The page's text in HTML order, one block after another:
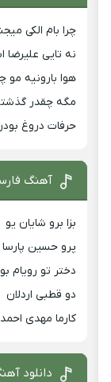
چرا بام الکی
نه تایی علیرضا
هوا بارونیه
مگه چقدر
حرفات دروغ
آهنگ
بزا برو شایان یو
پرو حسین پارسا
دختر تو رویام
دو قطبی اردلان
کارما مهدی
دانلود